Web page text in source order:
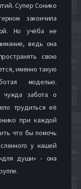
Супер Сонико
закончила
Но учёба не
ведь она
свою
именно такую
моделью.
чужда забота о
трудиться её
при каждой
что бы помочь
у нашей
души» - она